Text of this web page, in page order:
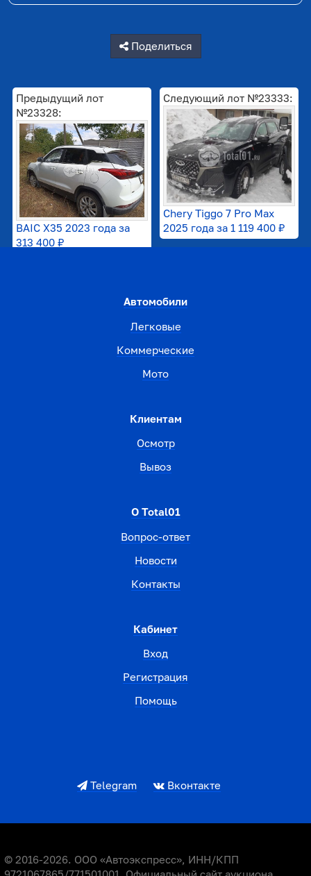
Поделиться
Предыдущий лот
№23328:
BAIC X35 2023 года за
313 400 ₽
Следующий лот №23333:
Chery Tiggo 7 Pro Max
2025 года за 1 119 400 ₽
Автомобили
Легковые
Коммерческие
Мото
Клиентам
Осмотр
Вывоз
О Total01
Вопрос-ответ
Новости
Контакты
Кабинет
Вход
Регистрация
Помощь
Telegram Вконтакте
© 2016-2026. ООО «Автоэкспресс», ИНН/КПП